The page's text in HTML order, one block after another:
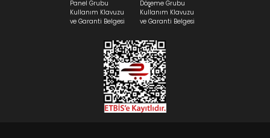
Panel Grubu
Kullanım Klavuzu
ve Garanti Belgesi
Döşeme Grubu
Kullanım Klavuzu
ve Garanti Belgesi